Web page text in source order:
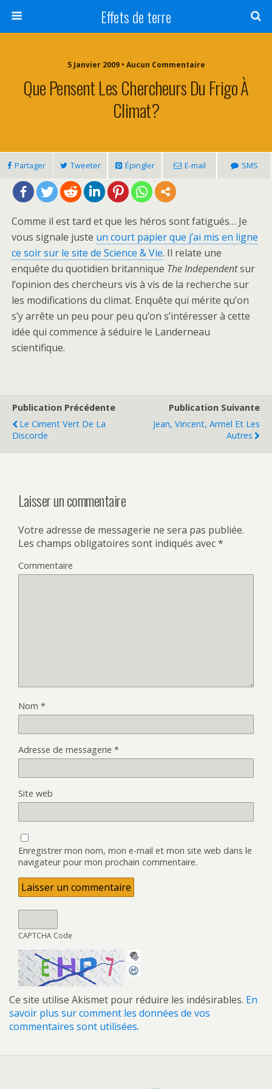
Effets de terre
5 Janvier 2009 • Aucun Commentaire
Que Pensent Les Chercheurs Du Frigo À
Climat?
Partager Tweeter Épingler E-mail SMS
Comme il est tard et que les héros sont fatigués… Je
vous signale juste un court papier que j’ai mis en ligne
ce soir sur le site de Science & Vie. Il relate une
enquête du quotidien britannique The Independentsur
l’opinion des chercheurs vis à vis de la recherche sur
les modifications du climat. Enquête qui mérite qu’on
s’y arrête un peu pour peu qu’on s’intéresser à cette
idée qui commence à séduire le Landerneau
scientifique.
Publication Précédente
Le Ciment Vert De La
Discorde
Publication Suivante
Jean, Vincent, Armel Et Les
Autres
Laisser un commentaire
Votre adresse de messagerie ne sera pas publiée.
Les champs obligatoires sont indiqués avec*
Commentaire
Nom *
Adresse de messagerie *
Site web
Enregistrer mon nom, mon e-mail et mon site web dans le
navigateur pour mon prochain commentaire.
CAPTCHA Code
Ce site utilise Akismet pour réduire les indésirables. En
savoir plus sur comment les données de vos
commentaires sont utilisées.